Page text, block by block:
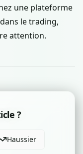
une plateforme
le trading,
attention.
?
Haussier